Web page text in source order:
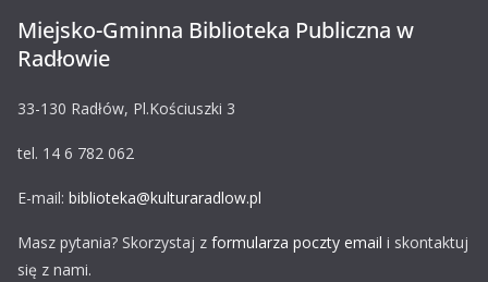
Miejsko-Gminna Biblioteka Publiczna w
Radłowie
33-130 Radłów, Pl.Kościuszki 3
tel. 14 6 782 062
E-mail: biblioteka@kulturaradlow.pl
Masz pytania? Skorzystaj z formularza poczty email i skontaktuj
się z nami.